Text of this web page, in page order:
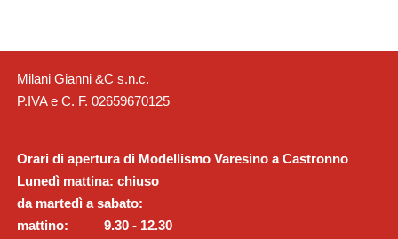
Milani Gianni &C s.n.c.
P.IVA e C. F. 02659670125
Orari di apertura di Modellismo Varesino a Castronno
Lunedì mattina: chiuso
da martedì a sabato:
mattino: 9.30 - 12.30